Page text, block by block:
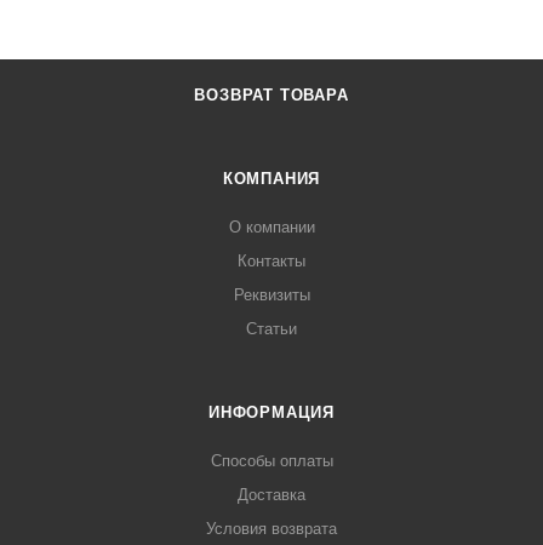
ВОЗВРАТ ТОВАРА
КОМПАНИЯ
О компании
Контакты
Реквизиты
Статьи
ИНФОРМАЦИЯ
Способы оплаты
Доставка
Условия возврата